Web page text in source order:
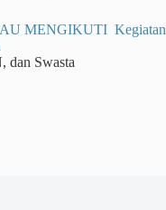
MENGIKUTI Kegiatan
dan Swasta